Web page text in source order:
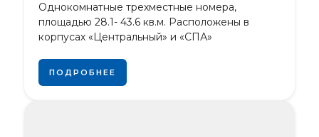
Однокомнатные трехместные номера,
площадью 28.1- 43.6 кв.м. Расположены в
корпусах «Центральный» и «СПА»
ПОДРОБНЕЕ